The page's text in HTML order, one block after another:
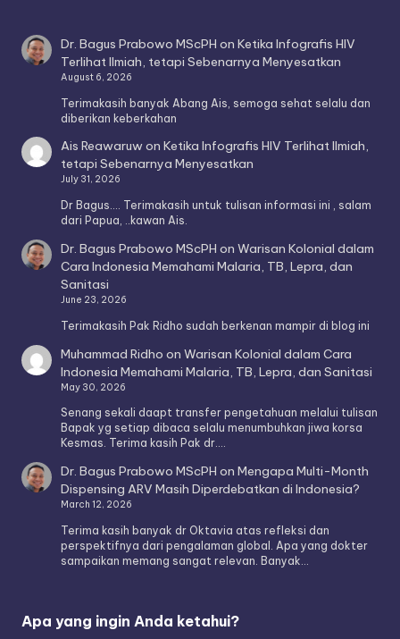
Dr. Bagus Prabowo MScPH onKetika Infografis HIV
Terlihat Ilmiah, tetapi Sebenarnya Menyesatkan
August 6, 2026
Terimakasih banyak Abang Ais, semoga sehat selalu dan
diberikan keberkahan
Ais ReawaruwonKetika Infografis HIV Terlihat Ilmiah,
tetapi Sebenarnya Menyesatkan
July 31, 2026
Dr Bagus.... Terimakasih untuk tulisan informasi ini , salam
dari Papua, ..kawan Ais.
Dr. Bagus Prabowo MScPH onWarisan Kolonial dalam
Cara Indonesia Memahami Malaria, TB, Lepra, dan
Sanitasi
June 23, 2026
Terimakasih Pak Ridho sudah berkenan mampir di blog ini
Muhammad Ridho onWarisan Kolonial dalam Cara
Indonesia Memahami Malaria, TB, Lepra, dan Sanitasi
May 30, 2026
Senang sekali daapt transfer pengetahuan melalui tulisan
Bapak yg setiap dibaca selalu menumbuhkan jiwa korsa
Kesmas. Terima kasih Pak dr.…
Dr. Bagus Prabowo MScPH onMengapa Multi-Month
Dispensing ARV Masih Diperdebatkan di Indonesia?
March 12, 2026
Terima kasih banyak dr Oktavia atas refleksi dan
perspektifnya dari pengalaman global. Apa yang dokter
sampaikan memang sangat relevan. Banyak…
Apa yang ingin Anda ketahui?